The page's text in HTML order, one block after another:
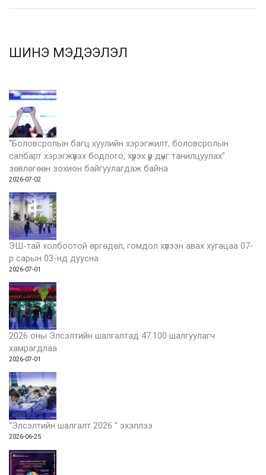
ШИНЭ МЭДЭЭЛЭЛ
“Боловсролын багц хуулийн хэрэгжилт, боловсролын
салбарт хэрэгжүүлэх бодлого, хүрэх үр дүнг танилцуулах”
зөвлөгөөн зохион байгуулагдаж байна
2026-07-02
ЭШ-тай холбоотой өргөдөл, гомдол хүлээн авах хугацаа 07-
р сарын 03-нд дуусна
2026-07-01
2026 оны Элсэлтийн шалгалтад 47.100 шалгуулагч
хамрагдлаа
2026-07-01
“Элсэлтийн шалгалт 2026 ” эхэллээ
2026-06-25